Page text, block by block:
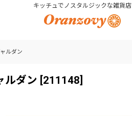
キッチュでノスタルジックな雑貨店
ルダン
ルダン [211148]